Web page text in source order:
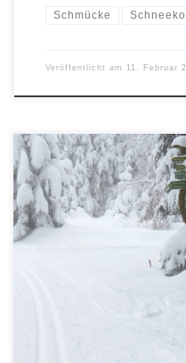
Schmücke
Veröffentlicht am 11. Februar